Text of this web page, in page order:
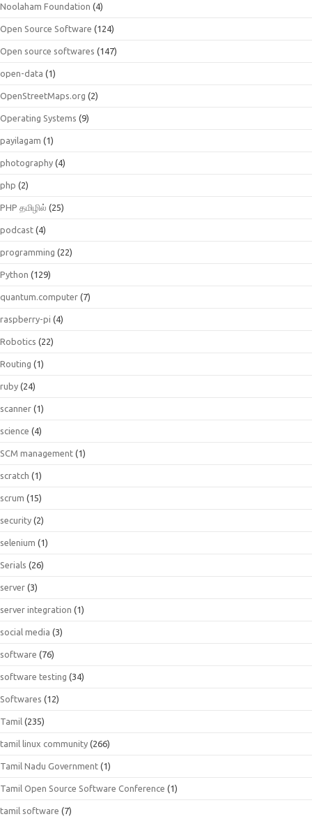
Noolaham Foundation (4)
Open Source Software (124)
Open source softwares (147)
open-data (1)
OpenStreetMaps.org (2)
Operating Systems (9)
payilagam (1)
photography (4)
php (2)
PHP தமிழில் (25)
podcast (4)
programming (22)
Python (129)
quantum.computer (7)
raspberry-pi (4)
Robotics (22)
Routing (1)
ruby (24)
scanner (1)
science (4)
SCM management (1)
scratch (1)
scrum (15)
security (2)
selenium (1)
Serials (26)
server (3)
server integration (1)
social media (3)
software (76)
software testing (34)
Softwares (12)
Tamil (235)
tamil linux community (266)
Tamil Nadu Government (1)
Tamil Open Source Software Conference (1)
tamil software (7)